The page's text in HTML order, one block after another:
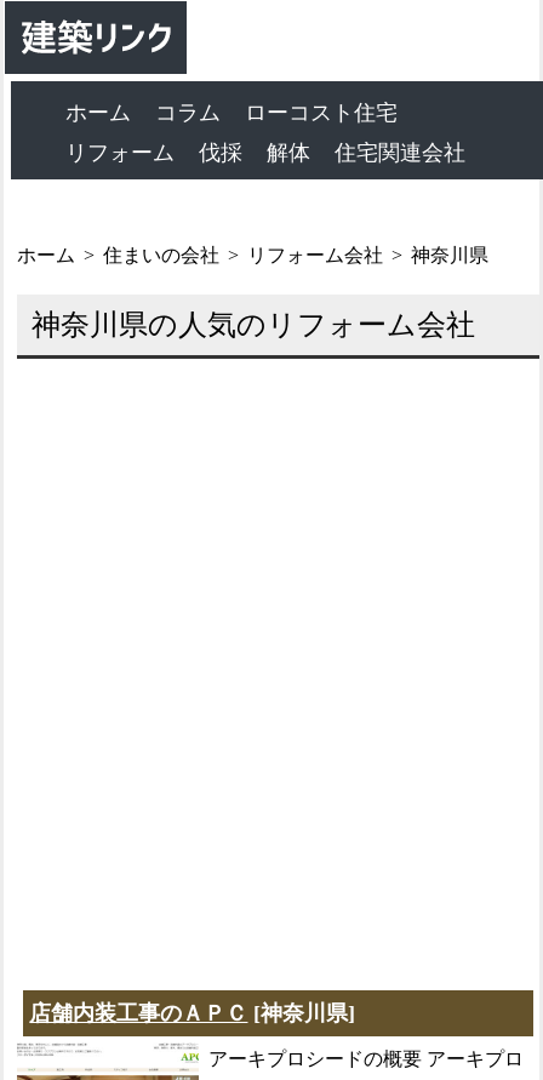
ホーム コラム
ローコスト住宅
リフォーム
伐採 解体 住宅関連会社
ホーム 住まいの会社 リフォーム会社 神奈川県
神奈川県の人気のリフォーム会社
店舗内装工事のＡＰＣ [神奈川県]
アーキプロシードの概要 アーキプロ